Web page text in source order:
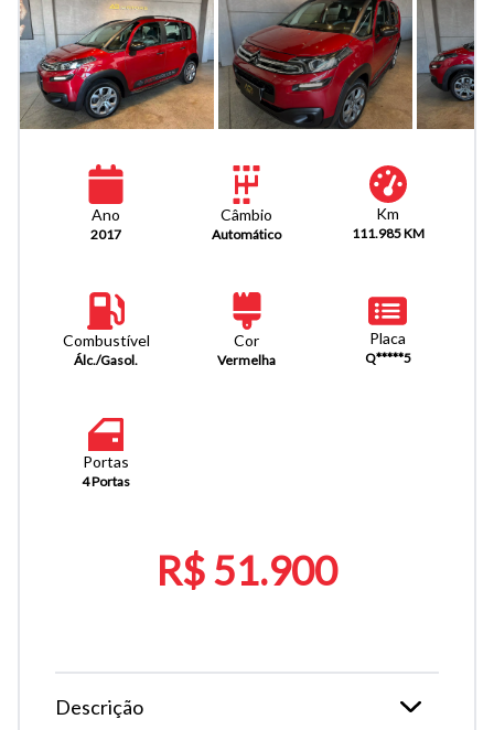
Ano
2017
Câmbio
Automático
Km
111.985 KM
Combustível
Álc./Gasol.
Cor
Vermelha
Placa
Q*****5
Portas
4 Portas
R$ 51.900
Descrição